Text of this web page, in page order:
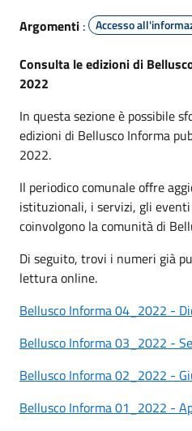
Argomenti : Accesso
Consulta le edizioni di
2022
In questa sezione è possibile
edizioni di Bellusco Informa
2022.
Il periodico comunale offre
istituzionali, i servizi, gli
coinvolgono la comunità di
Di seguito, trovi i numeri già
lettura online.
Bellusco Informa 04_2022 -
Bellusco Informa 03_2022 -
Bellusco Informa 02_2022 -
Bellusco Informa 01_2022 -